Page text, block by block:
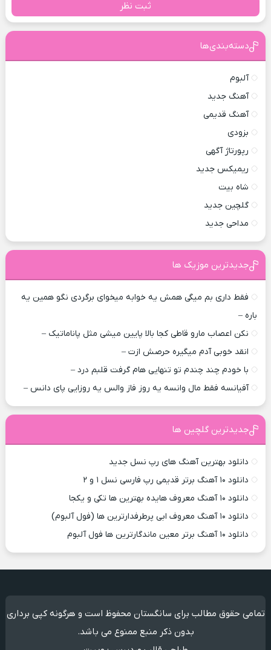
ثبت نظر
دسته‌بندی‌ها
آلبوم
آهنگ جدید
آهنگ قدیمی
بزودی
رپورتاژ آگهی
ریمیکس جدید
شاه بیت
گلچین جدید
مداحی جدید
جدیدترین موزیک ها
فقط داری بم میگی همش یه خوابه میخوای برگردی نگو همین یه
باره –
نکن اعصاب مارو قاطی کجا بالا پایین میشی مثل پاناماتیک –
انقد خوبی آدم میگیره حرصش ازت –
با خودم چند چندم تو تنهایی هام گرفت قلبم درد –
آفیانسه فقط مال وانسه یه روز فاز والس یه روزایی پای دانس –
جدیدترین گلچین ها
دانلود بهترین آهنگ های رپ نسل جدید
دانلود ۱۰ آهنگ برتر قدیمی رپ فارسی نسل ۱ و ۲
دانلود ۱۰ آهنگ معروف هایده بهترین ها تکی و یکجا
دانلود ۱۰ آهنگ معروف ابی پرطرفدارترین ها (فول آلبوم)
دانلود ۱۰ آهنگ برتر معین ماندگارترین ها فول آلبوم
تمامی حقوق مطالب برای سانگستان محفوظ است و هرگونه کپی برداری
بدون ذکر منبع ممنوع می باشد.